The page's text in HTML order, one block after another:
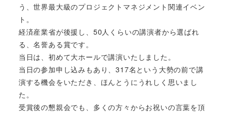
う、世界最大級のプロジェクトマネジメント関連イベン
ト。
経済産業省が後援し、50人くらいの講演者から選ばれ
る、名誉ある賞です。
当日は、初めて大ホールで講演いたしました。
当日の参加申し込みもあり、317名という大勢の前で講
演する機会をいただき、ほんとうにうれしく思いまし
た。
受賞後の懇親会でも、多くの方々からお祝いの言葉を頂